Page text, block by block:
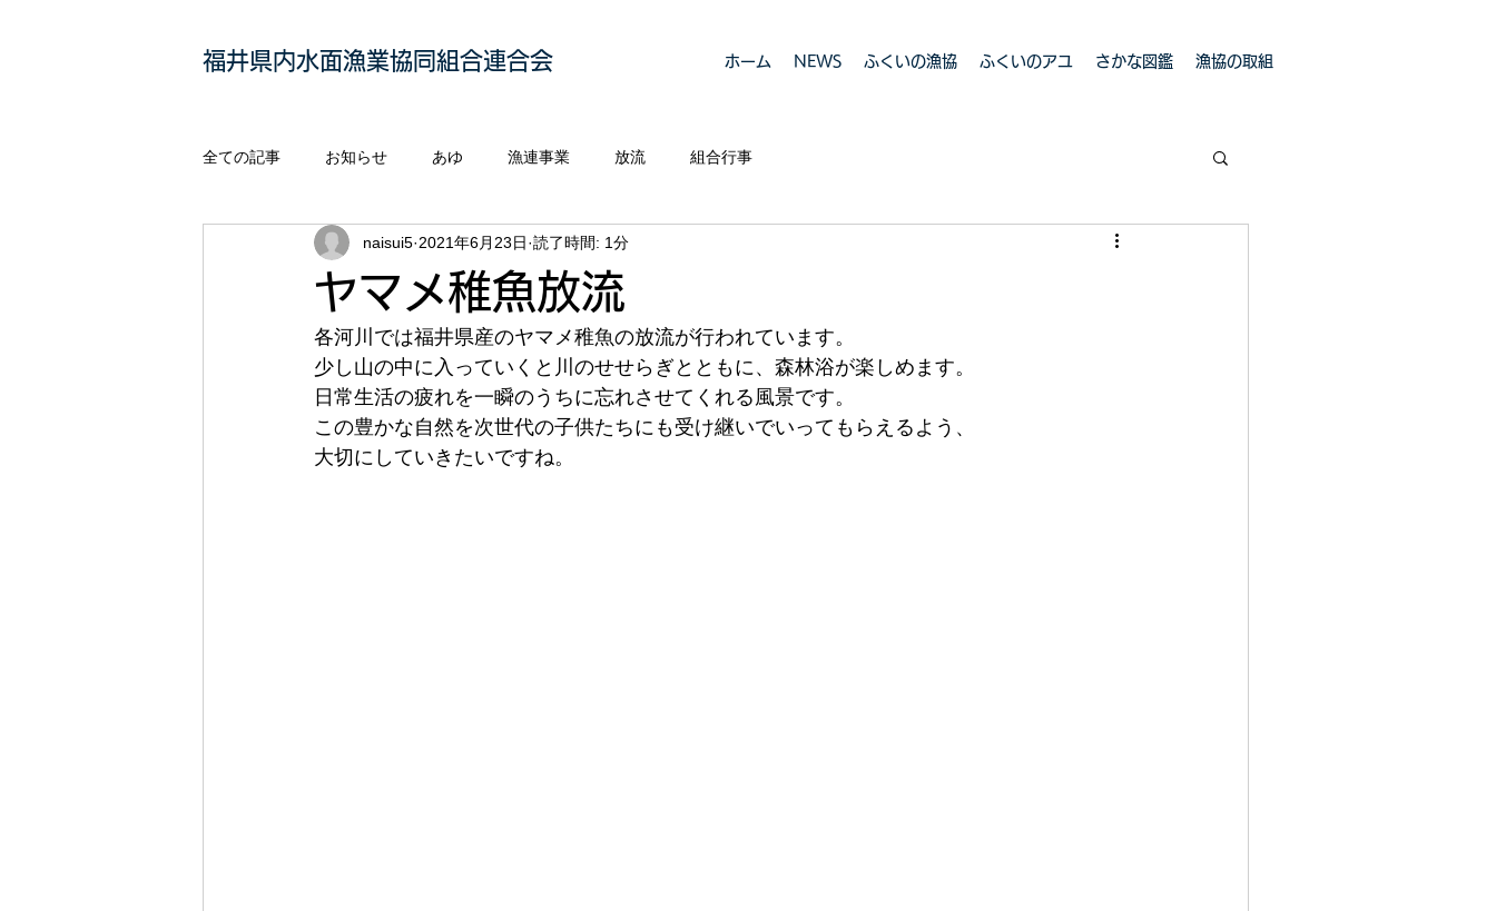
福井県内水面漁業協同組合連合会 ホーム NEWS ふくいの漁協 ふくいのアユ さかな図鑑 漁協の取組
全ての記事 お知らせ あゆ 漁連事業 放流 組合行事
ヤマメ稚魚放流
naisui5 2021年6月23日 読了時間: 1分
各河川では福井県産のヤマメ稚魚の放流が行われています。
少し山の中に入っていくと川のせせらぎとともに、森林浴が楽しめます。
日常生活の疲れを一瞬のうちに忘れさせてくれる風景です。
この豊かな自然を次世代の子供たちにも受け継いでいってもらえるよう、
大切にしていきたいですね。